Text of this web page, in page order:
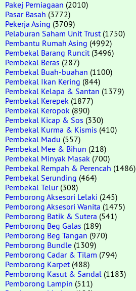
Pakej Perniagaan (2010)
Pasar Basah (3772)
Pekerja Asing (3709)
Pelaburan Saham Unit Trust (1750)
Pembantu Rumah Asing (4992)
Pembekal Barang Runcit (3496)
Pembekal Beras (287)
Pembekal Buah-buahan (1100)
Pembekal Ikan Kering (844)
Pembekal Kelapa & Santan (1379)
Pembekal Kerepek (1877)
Pembekal Keropok (890)
Pembekal Kicap & Sos (330)
Pembekal Kurma & Kismis (410)
Pembekal Madu (557)
Pembekal Mee & Bihun (218)
Pembekal Minyak Masak (700)
Pembekal Rempah & Perencah (1486)
Pembekal Serunding (464)
Pembekal Telur(308)
Pemborong Aksesori Lelaki (245)
Pemborong Aksesori Wanita (1475)
Pemborong Batik & Sutera (541)
Pemborong Beg Galas (189)
Pemborong Beg Tangan (970)
Pemborong Bundle (1309)
Pemborong Cadar & Tilam (794)
Pemborong Karpet (488)
Pemborong Kasut & Sandal (1183)
Pemborong Lampin (511)